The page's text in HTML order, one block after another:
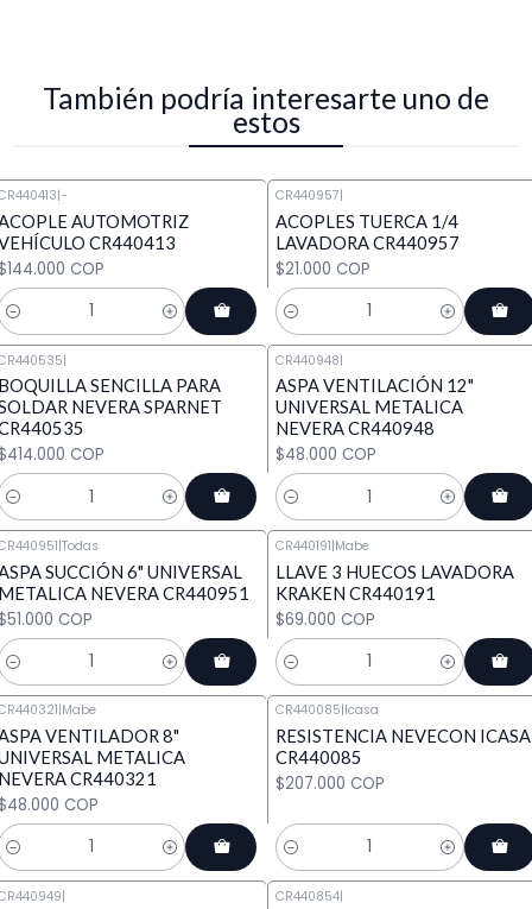
También podría interesarte uno de
estos
|-
AUTOMOTRIZ
CR440413
COP
CR440957|
ACOPLES TUERCA 1/4
LAVADORA CR440957
$21.000 COP
Cantidad
|
SENCILLA PARA
NEVERA SPARNET
COP
CR440948|
ASPA VENTILACIÓN 12"
UNIVERSAL METALICA
NEVERA CR440948
$48.000 COP
Cantidad
|Todas
SUCCIÓN 6" UNIVERSAL
NEVERA CR440951
COP
CR440191|Mabe
LLAVE 3 HUECOS LAVADORA
KRAKEN CR440191
$69.000 COP
Cantidad
|Mabe
VENTILADOR 8"
METALICA
CR440321
COP
CR440085|Icasa
RESISTENCIA NEVECON ICASA
CR440085
$207.000 COP
Cantidad
| CR440854|